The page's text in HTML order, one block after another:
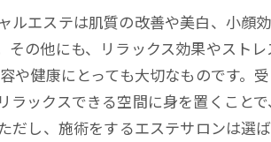
エステは肌質の改善や美白、小顔
の他にも、リラックス効果やスト
健康にとっても大切なものです。
ックスできる空間に身を置くこと
し、施術をするエステサロンは選ば